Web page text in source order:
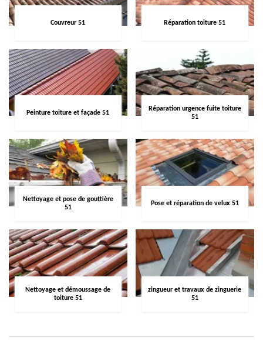
Couvreur 51 Réparation toiture 51
Peinture toiture et façade 51
Réparation urgence fuite toiture
51
Nettoyage et pose de gouttière
51
Pose et réparation de velux 51
Nettoyage et démoussage de
toiture 51
zingueur et travaux de zinguerie
51